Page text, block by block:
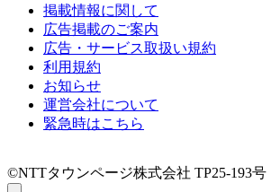
掲載情報に関して
広告掲載のご案内
広告・サービス取扱い規約
利用規約
お知らせ
運営会社について
緊急時はこちら
©NTTタウンページ株式会社 TP25-193号